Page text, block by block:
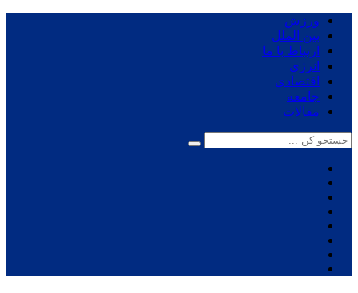
ورزش
بین الملل
ارتباط با ما
انرژی
اقتصادی
جامعه
مقالات